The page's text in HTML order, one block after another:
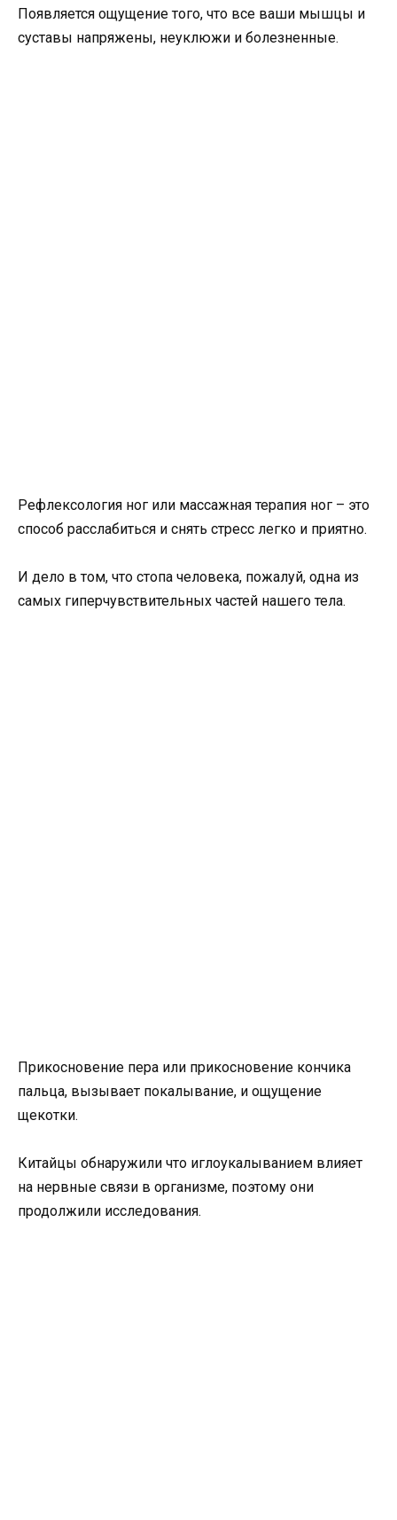
Появляется ощущение того, что все ваши мышцы и
суставы напряжены, неуклюжи и болезненные.
Рефлексология ног или массажная терапия ног – это
способ расслабиться и снять стресс легко и приятно.
И дело в том, что стопа человека, пожалуй, одна из
самых гиперчувствительных частей нашего тела.
Прикосновение пера или прикосновение кончика
пальца, вызывает покалывание, и ощущение
щекотки.
Китайцы обнаружили что иглоукалыванием влияет
на нервные связи в организме, поэтому они
продолжили исследования.